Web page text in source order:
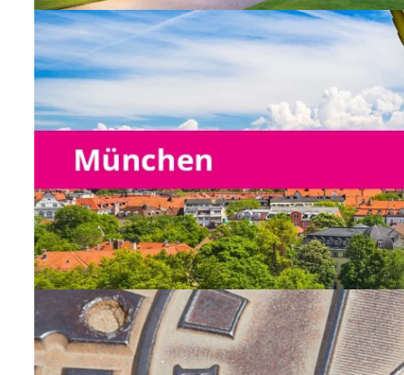
Niederlassung München
keine offenen Positionen
vorhanden